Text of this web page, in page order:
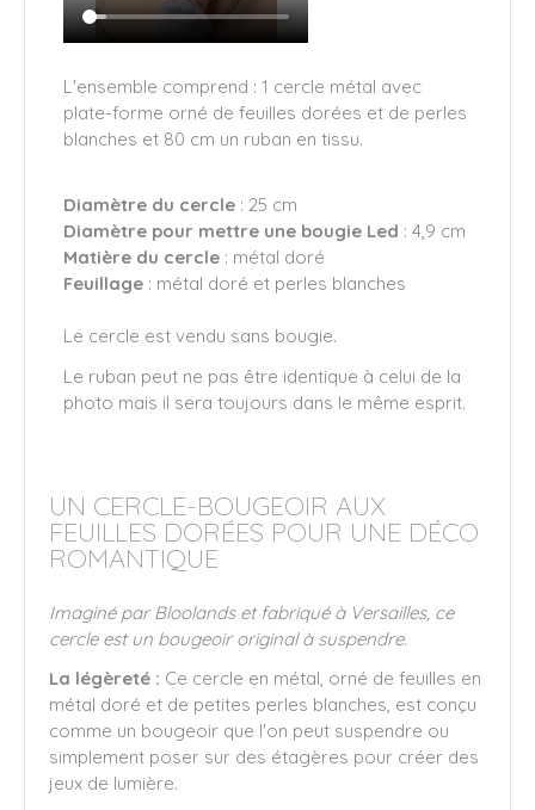
L'ensemble comprend : 1 cercle métal avec
plate-forme orné de feuilles dorées et de perles
blanches et 80 cm un ruban en tissu.
Diamètre du cercle : 25 cm
Diamètre pour mettre une bougie Led : 4,9 cm
Matière du cercle : métal doré
Feuillage : métal doré et perles blanches
Le cercle est vendu sans bougie.
Le ruban peut ne pas être identique à celui de la
photo mais il sera toujours dans le même esprit.
UN CERCLE-BOUGEOIR AUX
FEUILLES DORÉES POUR UNE DÉCO
ROMANTIQUE
Imaginé par Bloolands et fabriqué à Versailles, ce
cercle est un bougeoir original à suspendre.
La légèreté : Ce cercle en métal, orné de feuilles en
métal doré et de petites perles blanches, est conçu
comme un bougeoir que l'on peut suspendre ou
simplement poser sur des étagères pour créer des
jeux de lumière.